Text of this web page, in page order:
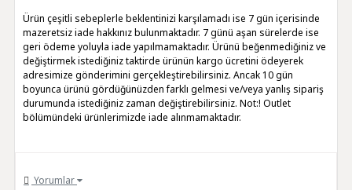
Ürün çeşitli sebeplerle beklentinizi karşılamadı ise 7 gün içerisinde
mazeretsiz iade hakkınız bulunmaktadır. 7 günü aşan sürelerde ise
geri ödeme yoluyla iade yapılmamaktadır. Ürünü beğenmediğiniz ve
değiştirmek istediğiniz taktirde ürünün kargo ücretini ödeyerek
adresimize gönderimini gerçekleştirebilirsiniz. Ancak 10 gün
boyunca ürünü gördüğünüzden farklı gelmesi ve/veya yanlış sipariş
durumunda istediğiniz zaman değiştirebilirsiniz. Not:! Outlet
bölümündeki ürünlerimizde iade alınmamaktadır.
Yorumlar